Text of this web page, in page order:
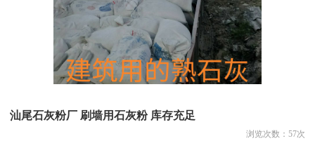
汕尾石灰粉厂 刷墙用石灰粉 库存充足
浏览次数： 57次